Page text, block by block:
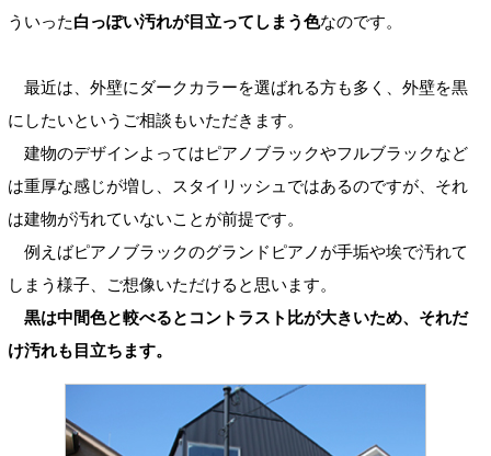
ういった白っぽい汚れが目立ってしまう色なのです。
最近は、外壁にダークカラーを選ばれる方も多く、外壁を黒
にしたいというご相談もいただきます。
建物のデザインよってはピアノブラックやフルブラックなど
は重厚な感じが増し、スタイリッシュではあるのですが、それ
は建物が汚れていないことが前提です。
例えばピアノブラックのグランドピアノが手垢や埃で汚れて
しまう様子、ご想像いただけると思います。
黒は中間色と較べるとコントラスト比が大きいため、それだ
け汚れも目立ちます。